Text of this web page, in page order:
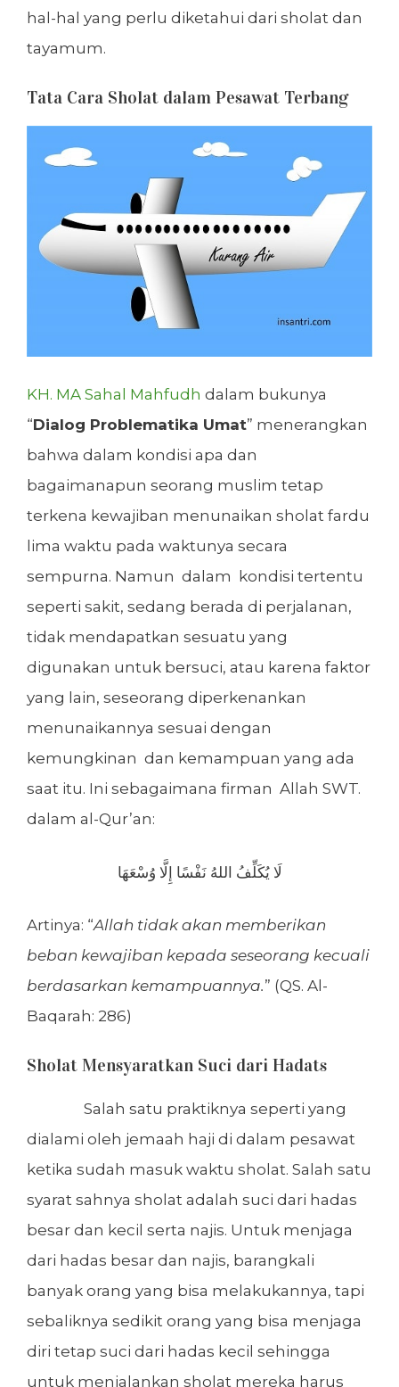
hal-hal yang perlu diketahui dari sholat dan
tayamum.
Tata Cara Sholat dalam Pesawat Terbang
KH. MA Sahal Mahfudh dalam bukunya
“Dialog Problematika Umat” menerangkan
bahwa dalam kondisi apa dan
bagaimanapun seorang muslim tetap
terkena kewajiban menunaikan sholat fardu
lima waktu pada waktunya secara
sempurna. Namun dalam kondisi tertentu
seperti sakit, sedang berada di perjalanan,
tidak mendapatkan sesuatu yang
digunakan untuk bersuci, atau karena faktor
yang lain, seseorang diperkenankan
menunaikannya sesuai dengan
kemungkinan dan kemampuan yang ada
saat itu. Ini sebagaimana firman Allah SWT.
dalam al-Qur’an:
لَا يُكَلِّفُ اللهُ نَفْسًا إِلَّا وُسْعَهَا
Artinya: “Allah tidak akan memberikan
beban kewajiban kepada seseorang kecuali
berdasarkan kemampuannya.” (QS. Al-
Baqarah: 286)
Sholat Mensyaratkan Suci dari Hadats
Salah satu praktiknya seperti yang
dialami oleh jemaah haji di dalam pesawat
ketika sudah masuk waktu sholat. Salah satu
syarat sahnya sholat adalah suci dari hadas
besar dan kecil serta najis. Untuk menjaga
dari hadas besar dan najis, barangkali
banyak orang yang bisa melakukannya, tapi
sebaliknya sedikit orang yang bisa menjaga
diri tetap suci dari hadas kecil sehingga
untuk menjalankan sholat mereka harus